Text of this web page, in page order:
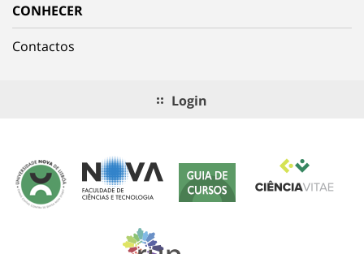
CONHECER
Contactos
Login